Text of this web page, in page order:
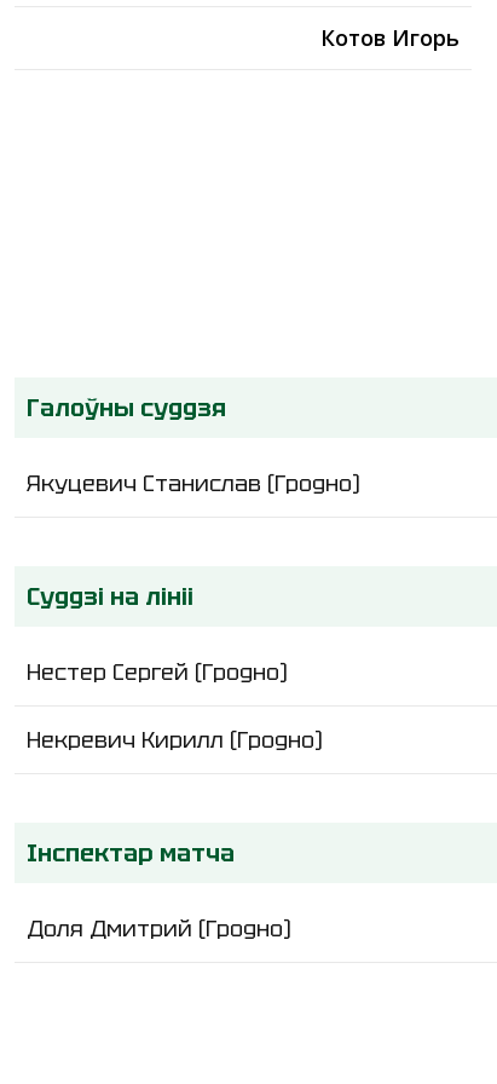
Котов Игорь
Галоўны суддзя
Якуцевич Станислав (Гродно)
Суддзі на лініі
Нестер Сергей (Гродно)
Некревич Кирилл (Гродно)
Інспектар матча
Доля Дмитрий (Гродно)